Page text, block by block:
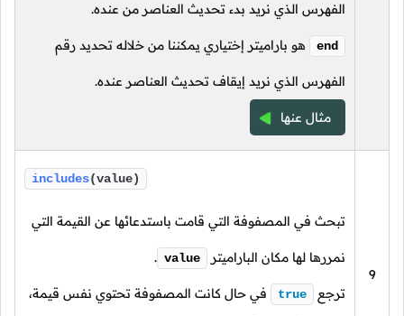
الفهرس الذي نريد بدء تحديث العناصر من عنده.
end هو باراميتر إختياري يمكننا من خلاله تحديد رقم
الفهرس الذي نريد إيقاف تحديث العناصر عنده.
مثال عنها
9
includes(value)
تبحث في المصفوفة التي قامت باستدعائها عن القيمة التي
نمررها لها مكان الباراميتر value
.
ترجع true في حال كانت المصفوفة تحتوي نفس قيمة،